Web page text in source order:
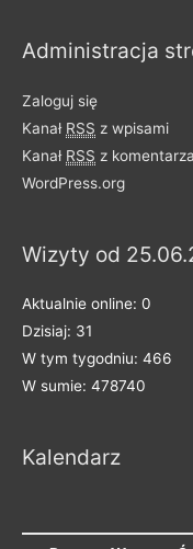
Administracja
Zaloguj się
Kanał RSS z wpisami
Kanał RSS z
WordPress.org
Wizyty od
Aktualnie online: 0
Dzisiaj: 31
W tym tygodniu: 466
W sumie: 478740
Kalendarz